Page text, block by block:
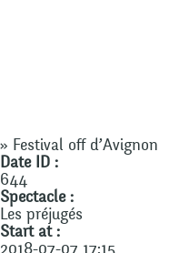
» Festival off d’Avignon
Date ID :
644
Spectacle :
Les préjugés
Start at :
2018-07-07 17:15